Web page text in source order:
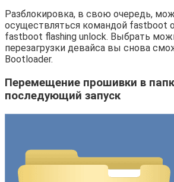
Разблокировка, в свою очередь,
осуществляться командой fastboot
fastboot flashing unlock. Выбрать
перезагрузки девайса вы снова
Bootloader.
Перемещение прошивки в
последующий запуск